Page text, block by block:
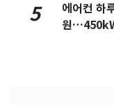
5
에어컨 하
원